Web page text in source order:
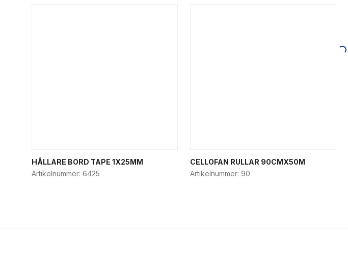
HÅLLARE BORD TAPE 1X25MM
Artikelnummer: 6425
CELLOFAN RULLAR 90CMX50M
Artikelnummer: 90